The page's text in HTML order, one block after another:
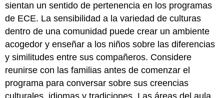
sientan un sentido de pertenencia en los programas
de ECE. La sensibilidad a la variedad de culturas
dentro de una comunidad puede crear un ambiente
acogedor y enseñar a los niños sobre las diferencias
y similitudes entre sus compañeros. Considere
reunirse con las familias antes de comenzar el
programa para conversar sobre sus creencias